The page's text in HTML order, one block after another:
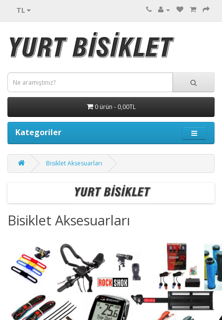
TL
0 ürün - 0,00TL
Kategoriler
Bisiklet Aksesuarları
Bisiklet Aksesuarları